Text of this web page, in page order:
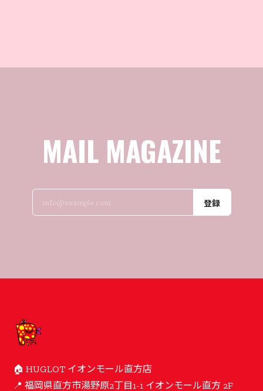
MAIL MAGAZINE
登録
🏠 HUGLOT イオンモール直方店
📍 福岡県直方市湯野原2丁目1-1 イオンモール直方 2F